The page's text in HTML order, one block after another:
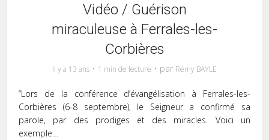
Vidéo / Guérison
miraculeuse à Ferrales-les-
Corbières
Il y a 13 ans 1 min de lecture par Rémy BAYLE
“Lors de la conférence d’évangélisation à Ferrales-les-
Corbières (6-8 septembre), le Seigneur a confirmé sa
parole, par des prodiges et des miracles. Voici un
exemple…